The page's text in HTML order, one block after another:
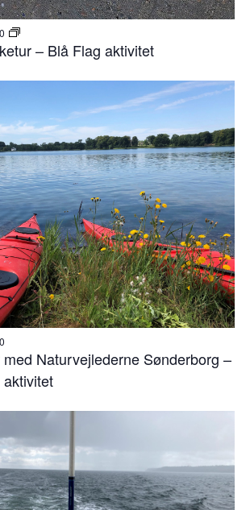
– Blå Flag aktivitet
Naturvejlederne Sønderborg –